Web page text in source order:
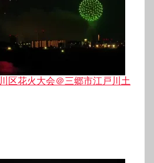
区花火大会＠三郷市江戸川土